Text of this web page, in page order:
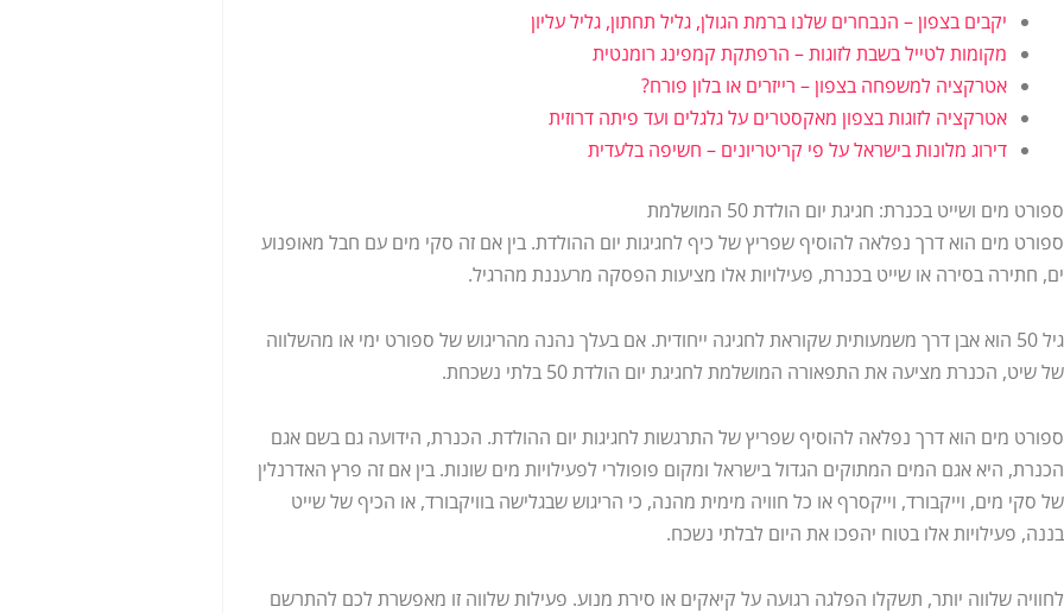
יקבים בצפון – הנבחרים שלנו ברמת הגולן, גליל תחתון, גליל עליון
מקומות לטייל בשבת לזוגות – הרפתקת קמפינג רומנטית
אטרקציה למשפחה בצפון – רייזרים או בלון פורח?
אטרקציה לזוגות בצפון מאקסטרים על גלגלים ועד פיתה דרוזית
דירוג מלונות בישראל על פי קריטריונים – חשיפה בלעדית
ספורט מים ושייט בכנרת: חגיגת יום הולדת 50 המושלמת
ספורט מים הוא דרך נפלאה להוסיף שפריץ של כיף לחגיגות יום ההולדת. בין אם זה סקי מים עם חבל מאופנוע
ים, חתירה בסירה או שייט בכנרת, פעילויות אלו מציעות הפסקה מרעננת מהרגיל.
גיל 50 הוא אבן דרך משמעותית שקוראת לחגיגה ייחודית. אם בעלך נהנה מהריגוש של ספורט ימי או מהשלווה
של שיט, הכנרת מציעה את התפאורה המושלמת לחגיגת יום הולדת 50 בלתי נשכחת.
ספורט מים הוא דרך נפלאה להוסיף שפריץ של התרגשות לחגיגות יום ההולדת. הכנרת, הידועה גם בשם אגם
הכנרת, היא אגם המים המתוקים הגדול בישראל ומקום פופולרי לפעילויות מים שונות. בין אם זה פרץ האדרנלין
של סקי מים, וייקבורד, וייקסרף או כל חוויה מימית מהנה, כי הריגוש שבגלישה בוויקבורד, או הכיף של שייט
בננה, פעילויות אלו בטוח יהפכו את היום לבלתי נשכח.
לחוויה שלווה יותר, תשקלו הפלגה רגועה על קיאקים או סירת מנוע. פעילות שלווה זו מאפשרת לכם להתרשם